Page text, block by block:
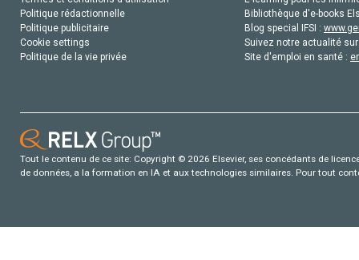
Politique rédactionnelle
Politique publicitaire
Cookie settings
Politique de la vie privée
Bibliothèque d'e-books
Blog special IFSI :
Suivez notre actualité
Site d'emploi en santé :
Tout le contenu de ce site: Copyright © 2026 Elsevier, ses concédants de
de données, a la formation en IA et aux technologies similaires. Pour tout